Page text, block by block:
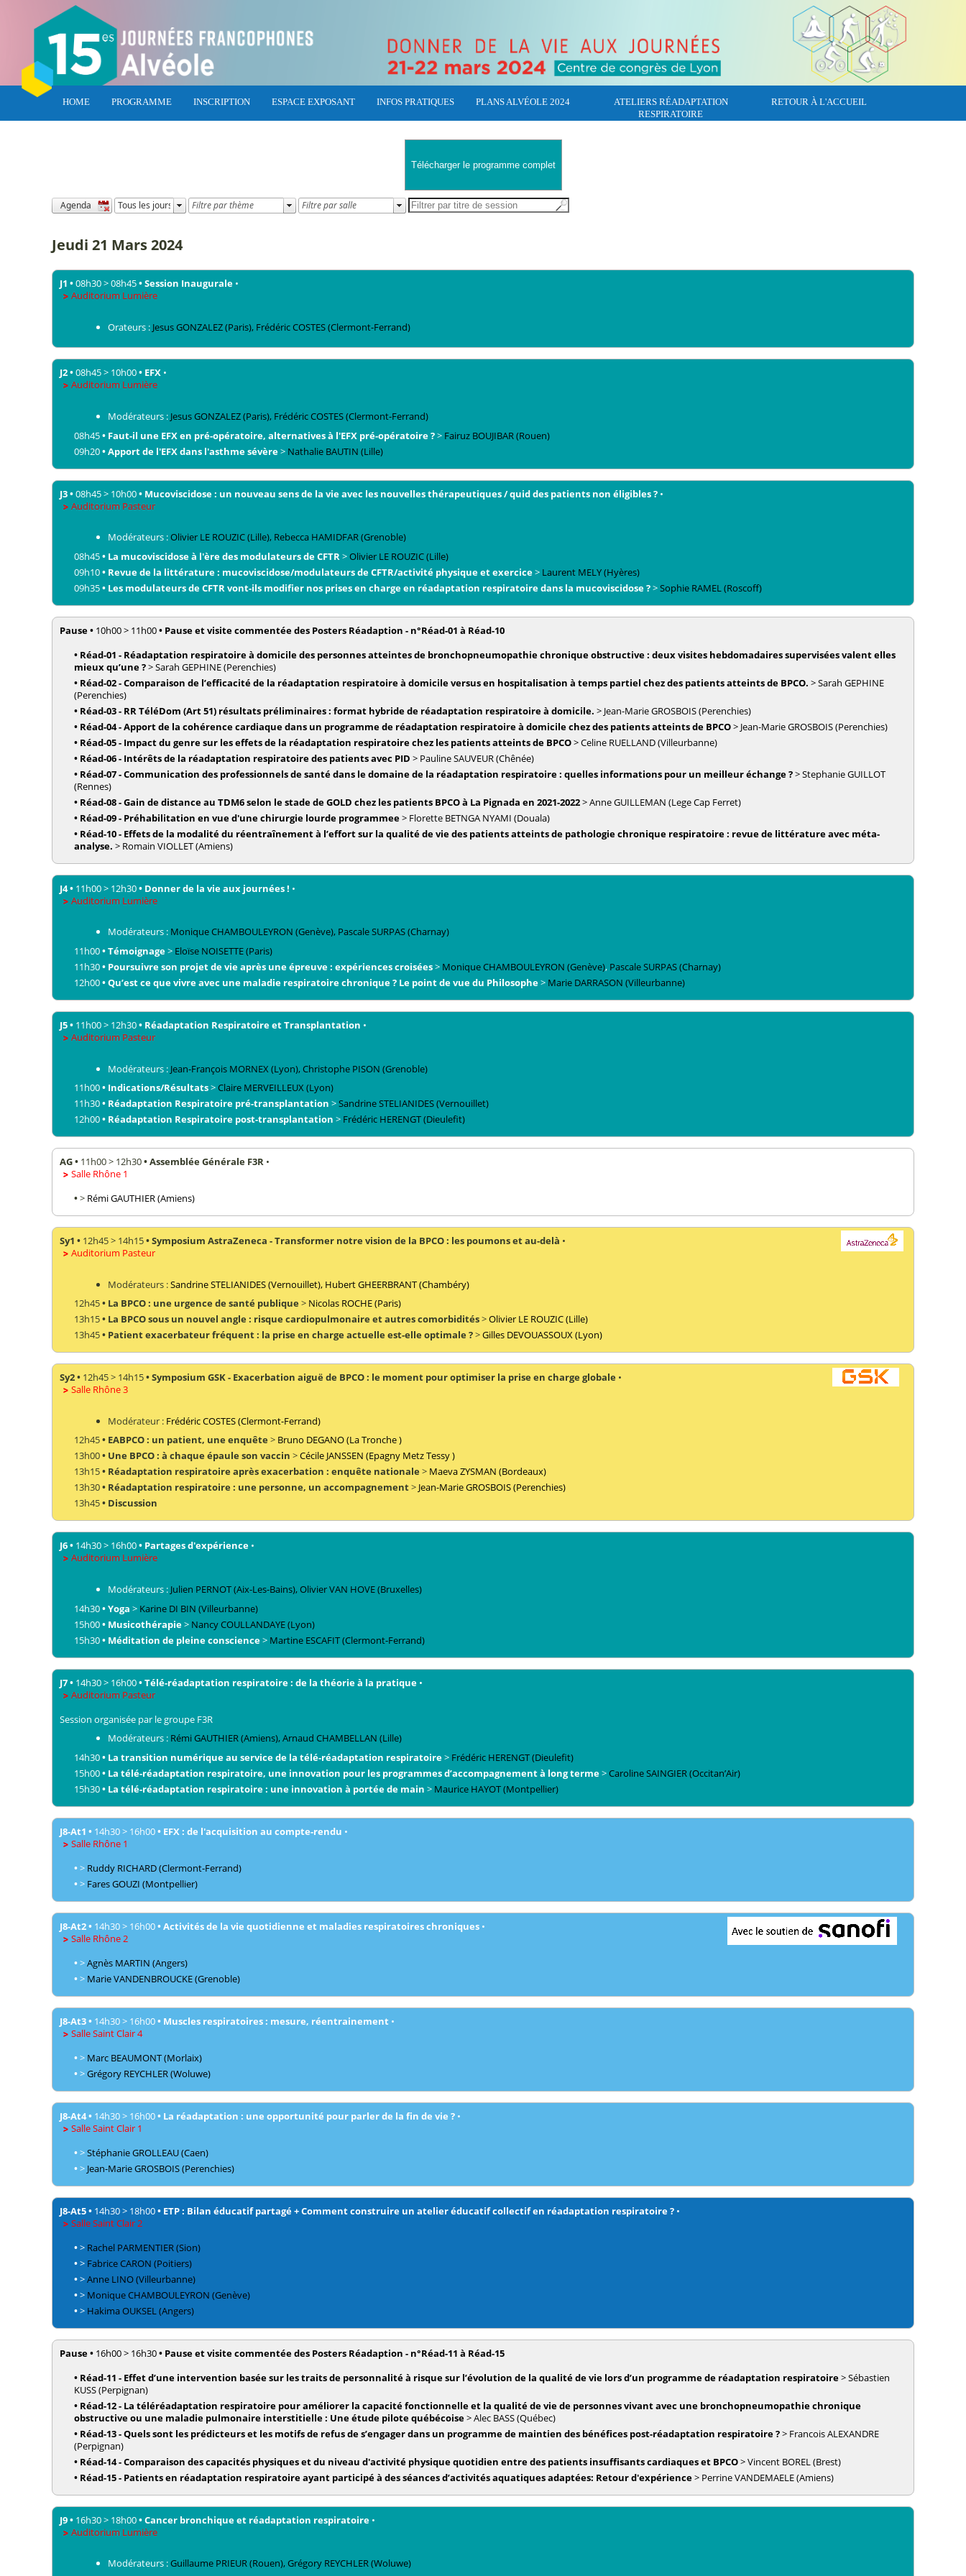
HOME PROGRAMME INSCRIPTION ESPACE EXPOSANT INFOS PRATIQUES PLANS ALVÉOLE 2024
ATELIERS RÉADAPTATION
RESPIRATOIRE
RETOUR À L'ACCUEIL
Jeudi 21 Mars 2024
J1 •08h30>08h45•Session Inaugurale •
Auditorium Lumière
Orateurs : JesusGONZALEZ(Paris), FrédéricCOSTES(Clermont-Ferrand)
J2•08h45> 10h00• EFX •
Auditorium Lumière
Modérateurs : JesusGONZALEZ(Paris), FrédéricCOSTES(Clermont-Ferrand)
08h45• Faut-il une EFX en pré-opératoire, alternatives à l'EFX pré-opératoire ?> Fairuz BOUJIBAR (Rouen)
09h20•Apport de l'EFX dans l'asthme sévère> Nathalie BAUTIN (Lille)
J3•08h45> 10h00• Mucoviscidose : un nouveau sens de la vie avec les nouvelles thérapeutiques / quid des patients non éligibles ? •
Auditorium Pasteur
Modérateurs :Olivier LE ROUZIC(Lille), Rebecca HAMIDFAR(Grenoble)
08h45• La mucoviscidose à l'ère des modulateurs de CFTR>Olivier LE ROUZIC(Lille)
09h10• Revue de la littérature : mucoviscidose/modulateurs de CFTR/activité physique et exercice> Laurent MELY(Hyères)
09h35• Les modulateurs de CFTR vont-ils modifier nos prises en charge en réadaptation respiratoire dans la mucoviscidose ?>Sophie RAMEL(Roscoff)
Pause• 10h00> 11h00• Pause et visite commentée des Posters Réadaption - n°Réad-01 à Réad-10
• Réad-01 - Réadaptation respiratoire à domicile des personnes atteintes de bronchopneumopathie chronique obstructive : deux visites hebdomadaires supervisées valent elles
mieux qu’une ?>Sarah GEPHINE(Perenchies)
• Réad-02 - Comparaison de l’efficacité de la réadaptation respiratoire à domicile versus en hospitalisation à temps partiel chez des patients atteints de BPCO. >Sarah GEPHINE
(Perenchies)
• Réad-03 - RR TéléDom (Art 51) résultats préliminaires : format hybride de réadaptation respiratoire à domicile. > Jean-MarieGROSBOIS(Perenchies)
• Réad-04 - Apport de la cohérence cardiaque dans un programme de réadaptation respiratoire à domicile chez des patients atteints de BPCO> Jean-MarieGROSBOIS(Perenchies)
• Réad-05 - Impact du genre sur les effets de la réadaptation respiratoire chez les patients atteints de BPCO>Celine RUELLAND(Villeurbanne)
• Réad-06 - Intérêts de la réadaptation respiratoire des patients avec PID > PaulineSAUVEUR(Chênée)
• Réad-07 - Communication des professionnels de santé dans le domaine de la réadaptation respiratoire : quelles informations pour un meilleur échange ?>StephanieGUILLOT
(Rennes)
• Réad-08 - Gain de distance au TDM6 selon le stade de GOLD chez les patients BPCO à La Pignada en 2021-2022>AnneGUILLEMAN (Lege Cap Ferret)
• Réad-09 - Préhabilitation en vue d'une chirurgie lourde programmee> Florette BETNGA NYAMI (Douala)
• Réad-10 - Effets de la modalité du réentraînement à l’effort sur la qualité de vie des patients atteints de pathologie chronique respiratoire : revue de littérature avec méta-
analyse. > Romain VIOLLET(Amiens)
J4• 11h00> 12h30• Donner de la vie aux journées ! •
Auditorium Lumière
Modérateurs : MoniqueCHAMBOULEYRON (Genève), PascaleSURPAS(Charnay)
11h00•Témoignage> Eloïse NOISETTE(Paris)
11h30• Poursuivre son projet de vie après une épreuve : expériences croisées> MoniqueCHAMBOULEYRON (Genève), PascaleSURPAS(Charnay)
12h00•Qu’est ce que vivre avec une maladie respiratoire chronique ? Le point de vue du Philosophe> Marie DARRASON (Villeurbanne)
J5• 11h00> 12h30• Réadaptation Respiratoire et Transplantation •
Auditorium Pasteur
Modérateurs : Jean-François MORNEX (Lyon),Christophe PISON (Grenoble)
11h00• Indications/Résultats>Claire MERVEILLEUX(Lyon)
11h30• Réadaptation Respiratoire pré-transplantation >SandrineSTELIANIDES(Vernouillet)
12h00• Réadaptation Respiratoire post-transplantation > Frédéric HERENGT(Dieulefit)
AG• 11h00> 12h30•Assemblée Générale F3R •
Salle Rhône 1
•> RémiGAUTHIER(Amiens)
Sy1 • 12h45> 14h15•Symposium AstraZeneca - Transformer notre vision de la BPCO : les poumons et au-delà •
Auditorium Pasteur
Modérateurs :SandrineSTELIANIDES(Vernouillet), HubertGHEERBRANT(Chambéry)
12h45• La BPCO : une urgence de santé publique > Nicolas ROCHE(Paris)
13h15• La BPCO sous un nouvel angle : risque cardiopulmonaire et autres comorbidités>Olivier LE ROUZIC(Lille)
13h45• Patient exacerbateur fréquent : la prise en charge actuelle est-elle optimale ?>Gilles DEVOUASSOUX(Lyon)
Sy2• 12h45> 14h15•Symposium GSK - Exacerbation aiguë de BPCO : le moment pour optimiser la prise en charge globale •
Salle Rhône 3
Modérateur : FrédéricCOSTES(Clermont-Ferrand)
12h45• EABPCO : un patient, une enquête > Bruno DEGANO(La Tronche )
13h00• Une BPCO : à chaque épaule son vaccin >Cécile JANSSEN (Epagny Metz Tessy )
13h15• Réadaptation respiratoire après exacerbation : enquête nationale > MaevaZYSMAN (Bordeaux)
13h30• Réadaptation respiratoire : une personne, un accompagnement> Jean-MarieGROSBOIS(Perenchies)
13h45• Discussion
J6• 14h30> 16h00• Partages d'expérience •
Auditorium Lumière
Modérateurs : Julien PERNOT(Aix-Les-Bains),OlivierVAN HOVE(Bruxelles)
14h30•Yoga > Karine DI BIN (Villeurbanne)
15h00• Musicothérapie> NancyCOULLANDAYE(Lyon)
15h30• Méditation de pleine conscience> Martine ESCAFIT(Clermont-Ferrand)
J7• 14h30> 16h00•Télé-réadaptation respiratoire : de la théorie à la pratique •
Auditorium Pasteur
Session organisée par le groupe F3R
Modérateurs : RémiGAUTHIER(Amiens),Arnaud CHAMBELLAN (Lille)
14h30• La transition numérique au service de la télé-réadaptation respiratoire> Frédéric HERENGT(Dieulefit)
15h00• La télé-réadaptation respiratoire, une innovation pour les programmes d’accompagnement à long terme>CarolineSAINGIER(Occitan’Air)
15h30• La télé-réadaptation respiratoire : une innovation à portée de main > Maurice HAYOT(Montpellier)
J8-At1 • 14h30> 16h00• EFX : de l'acquisition au compte-rendu •
Salle Rhône 1
•> Ruddy RICHARD(Clermont-Ferrand)
•> FaresGOUZI (Montpellier)
J8-At2• 14h30> 16h00•Activités de la vie quotidienne et maladies respiratoires chroniques •
Salle Rhône 2
•>Agnès MARTIN (Angers)
•> MarieVANDENBROUCKE(Grenoble)
J8-At3• 14h30> 16h00• Muscles respiratoires : mesure, réentrainement •
Salle Saint Clair 4
•> Marc BEAUMONT(Morlaix)
•>Grégory REYCHLER(Woluwe)
J8-At4• 14h30> 16h00• La réadaptation : une opportunité pour parler de la fin de vie ? •
Salle Saint Clair 1
•>StéphanieGROLLEAU(Caen)
•> Jean-MarieGROSBOIS(Perenchies)
J8-At5• 14h30> 18h00• ETP : Bilan éducatif partagé + Comment construire un atelier éducatif collectif en réadaptation respiratoire ? •
Salle Saint Clair 2
•> Rachel PARMENTIER(Sion)
•> FabriceCARON (Poitiers)
•>Anne LINO(Villeurbanne)
•> MoniqueCHAMBOULEYRON (Genève)
•> HakimaOUKSEL(Angers)
Pause• 16h00> 16h30• Pause et visite commentée des Posters Réadaption - n°Réad-11 à Réad-15
• Réad-11 - Effet d’une intervention basée sur les traits de personnalité à risque sur l’évolution de la qualité de vie lors d’un programme de réadaptation respiratoire>Sébastien
KUSS(Perpignan)
• Réad-12 - La téléréadaptation respiratoire pour améliorer la capacité fonctionnelle et la qualité de vie de personnes vivant avec une bronchopneumopathie chronique
obstructive ou une maladie pulmonaire interstitielle : Une étude pilote québécoise>Alec BASS(Québec)
• Réad-13 - Quels sont les prédicteurs et les motifs de refus de s’engager dans un programme de maintien des bénéfices post-réadaptation respiratoire ?> FrancoisALEXANDRE
(Perpignan)
• Réad-14 - Comparaison des capacités physiques et du niveau d'activité physique quotidien entre des patients insuffisants cardiaques et BPCO>Vincent BOREL(Brest)
• Réad-15 - Patients en réadaptation respiratoire ayant participé à des séances d’activités aquatiques adaptées: Retour d'expérience> PerrineVANDEMAELE(Amiens)
J9• 16h30> 18h00•Cancer bronchique et réadaptation respiratoire •
Auditorium Lumière
Modérateurs :Guillaume PRIEUR(Rouen),Grégory REYCHLER(Woluwe)